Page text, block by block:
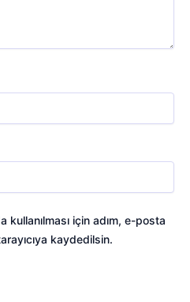
kullanılması için adım, e-posta
kaydedilsin.